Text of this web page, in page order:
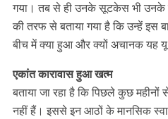
गया। तब से ही उनके सूटकेस भी उनके
की तरफ से बताया गया है कि उन्‍हें इस
बीच में क्‍या हुआ और क्‍यों अचानक यह यू-
एकांत कारावास हुआ खत्‍म
बताया जा रहा है कि पिछले कुछ
नहीं हैं। इससे इन आठों के मानसिक